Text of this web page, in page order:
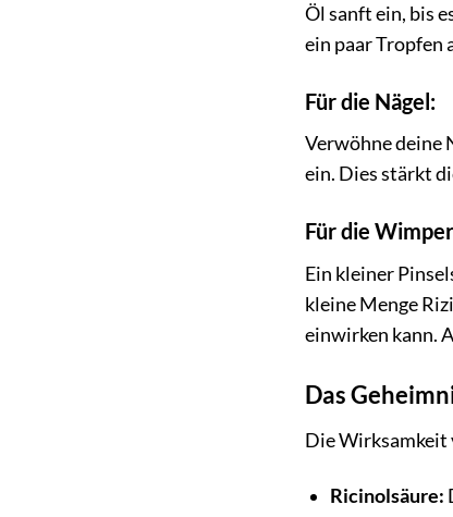
Öl sanft ein, bis
ein paar Tropfen
Für die Nägel:
Verwöhne deine
ein. Dies stärkt
Für die
Ein kleiner
kleine Menge
einwirken kann.
Das
Die Wirksamkeit
Ricinolsäure: